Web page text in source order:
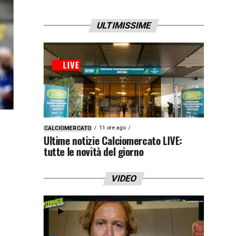
ULTIMISSIME
CALCIOMERCATO 11 ore ago
Ultime notizie Calciomercato LIVE:
tutte le novità del giorno
VIDEO